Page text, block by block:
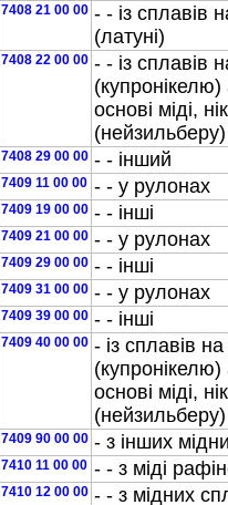
7408 21 00 00 - - iз сплавiв
(латунi)
7408 22 00 00 - - iз сплавiв
основi мiдi,
(нейзильберу)
7408 29 00 00 - - iнший
7409 11 00 00 - - у рулонах
7409 19 00 00 - - iншi
7409 21 00 00 - - у рулонах
7409 29 00 00 - - iншi
7409 31 00 00 - - у рулонах
7409 39 00 00 - - iншi
7409 40 00 00 - iз сплавiв
основi мiдi,
(нейзильберу)
7409 90 00 00 - з iнших
7410 11 00 00 - - з мiдi
7410 12 00 00 - - з мiдних